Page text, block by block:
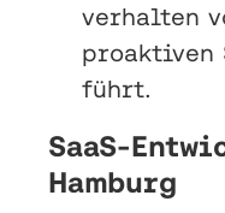
verhalten
proaktiven
führt.
SaaS-
Hamburg